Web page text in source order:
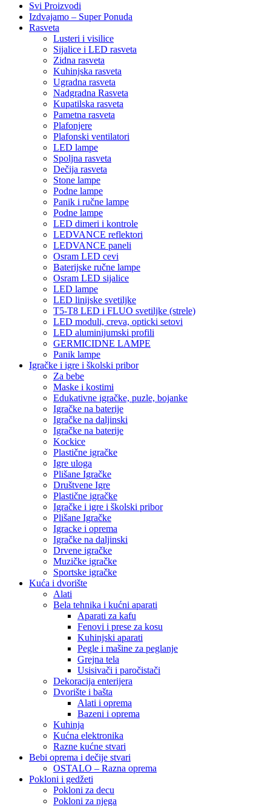
Svi Proizvodi
Izdvajamo – Super Ponuda
Rasveta
Lusteri i visilice
Sijalice i LED rasveta
Zidna rasveta
Kuhinjska rasveta
Ugradna rasveta
Nadgradna Rasveta
Kupatilska rasveta
Pametna rasveta
Plafonjere
Plafonski ventilatori
LED lampe
Spoljna rasveta
Dečija rasveta
Stone lampe
Podne lampe
Panik i ručne lampe
Podne lampe
LED dimeri i kontrole
LEDVANCE reflektori
LEDVANCE paneli
Osram LED cevi
Baterijske ručne lampe
Osram LED sijalice
LED lampe
LED linijske svetiljke
T5-T8 LED i FLUO svetiljke (strele)
LED moduli, creva, opticki setovi
LED aluminijumski profili
GERMICIDNE LAMPE
Panik lampe
Igračke i igre i školski pribor
Za bebe
Maske i kostimi
Edukativne igračke, puzle, bojanke
Igračke na baterije
Igračke na daljinski
Igračke na baterije
Kockice
Plastične igračke
Igre uloga
Plišane Igračke
Društvene Igre
Plastične igračke
Igračke i igre i školski pribor
Plišane Igračke
Igracke i oprema
Igračke na daljinski
Drvene igračke
Muzičke igračke
Sportske igračke
Kuća i dvorište
Alati
Bela tehnika i kućni aparati
Aparati za kafu
Fenovi i prese za kosu
Kuhinjski aparati
Pegle i mašine za peglanje
Grejna tela
Usisivači i paročistači
Dekoracija enterijera
Dvorište i bašta
Alati i oprema
Bazeni i oprema
Kuhinja
Kućna elektronika
Razne kućne stvari
Bebi oprema i dečije stvari
OSTALO – Razna oprema
Pokloni i gedžeti
Pokloni za decu
Pokloni za njega